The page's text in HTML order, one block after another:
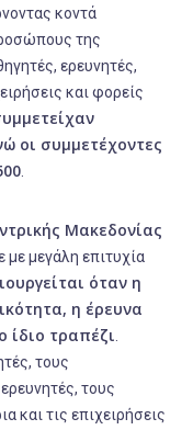
κοντά
της
ερευνητές,
και φορείς
οι συμμετέχοντες
Μακεδονίας
μεγάλη επιτυχία
όταν η
η έρευνα
ίδιο τραπέζι
τους
τους
και τις επιχειρήσεις